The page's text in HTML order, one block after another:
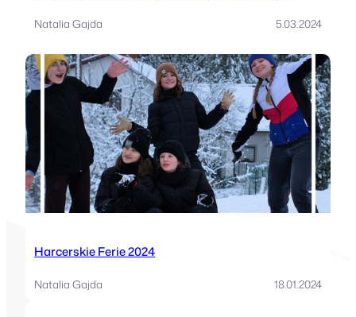
Natalia Gajda 5.03.2024
Harcerskie Ferie 2024
Natalia Gajda 18.01.2024